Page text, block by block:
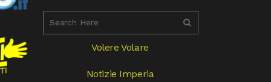
Volere Volare
Notizie Imperia